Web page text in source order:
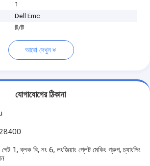
1
Dell Emc
টি/টি
আরো দেখুন
যোগাযোগের ঠিকানা
1, ব্লক বি, নং 6, লংজিয়াং প্লেট মেকিং গ্রুপ, চ্যাংপিং